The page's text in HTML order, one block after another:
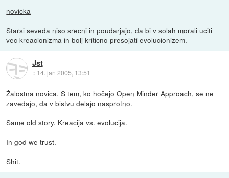
novicka
Starsi seveda niso srecni in poudarjajo, da bi v solah morali uciti
vec kreacionizma in bolj kriticno presojati evolucionizem.
Jst
:: 14. jan 2005, 13:51
Žalostna novica. S tem, ko hočejo Open Minder Approach, se ne
zavedajo, da v bistvu delajo nasprotno.
Same old story. Kreacija vs. evolucija.
In god we trust.
Shit.